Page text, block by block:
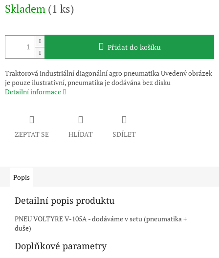
cena:
Skladem (1 ks)
Přidat do košíku
Traktorová industriální diagonální agro pneumatika Uvedený obrázek
je pouze ilustrativní, pneumatika je dodávána bez disku
Detailní informace
ZEPTAT SE HLÍDAT SDÍLET
Popis
Detailní popis produktu
PNEU VOLTYRE V-105A - dodáváme v setu (pneumatika +
duše)
Doplňkové parametry